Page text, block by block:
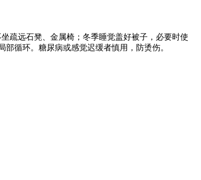
坐疏远石凳、金属椅；冬季睡觉盖好被子，必要时使
循环。糖尿病或感觉迟缓者慎用，防烫伤。